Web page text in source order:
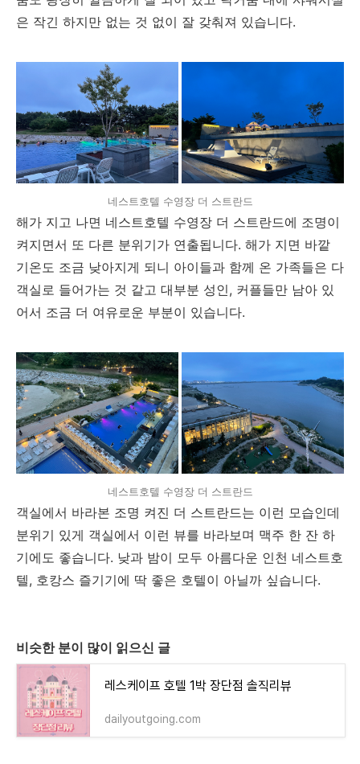
은 작긴 하지만 없는 것 없이 잘 갖춰져 있습니다.
네스트호텔 수영장 더 스트란드
해가 지고 나면 네스트호텔 수영장 더 스트란드에 조명이
켜지면서 또 다른 분위기가 연출됩니다. 해가 지면 바깥
기온도 조금 낮아지게 되니 아이들과 함께 온 가족들은 다
객실로 들어가는 것 같고 대부분 성인, 커플들만 남아 있
어서 조금 더 여유로운 부분이 있습니다.
네스트호텔 수영장 더 스트란드
객실에서 바라본 조명 켜진 더 스트란드는 이런 모습인데
분위기 있게 객실에서 이런 뷰를 바라보며 맥주 한 잔 하
기에도 좋습니다. 낮과 밤이 모두 아름다운 인천 네스트호
텔, 호캉스 즐기기에 딱 좋은 호텔이 아닐까 싶습니다.
비슷한 분이 많이 읽으신 글
레스케이프 호텔 1박 장단점 솔직리뷰
dailyoutgoing.com